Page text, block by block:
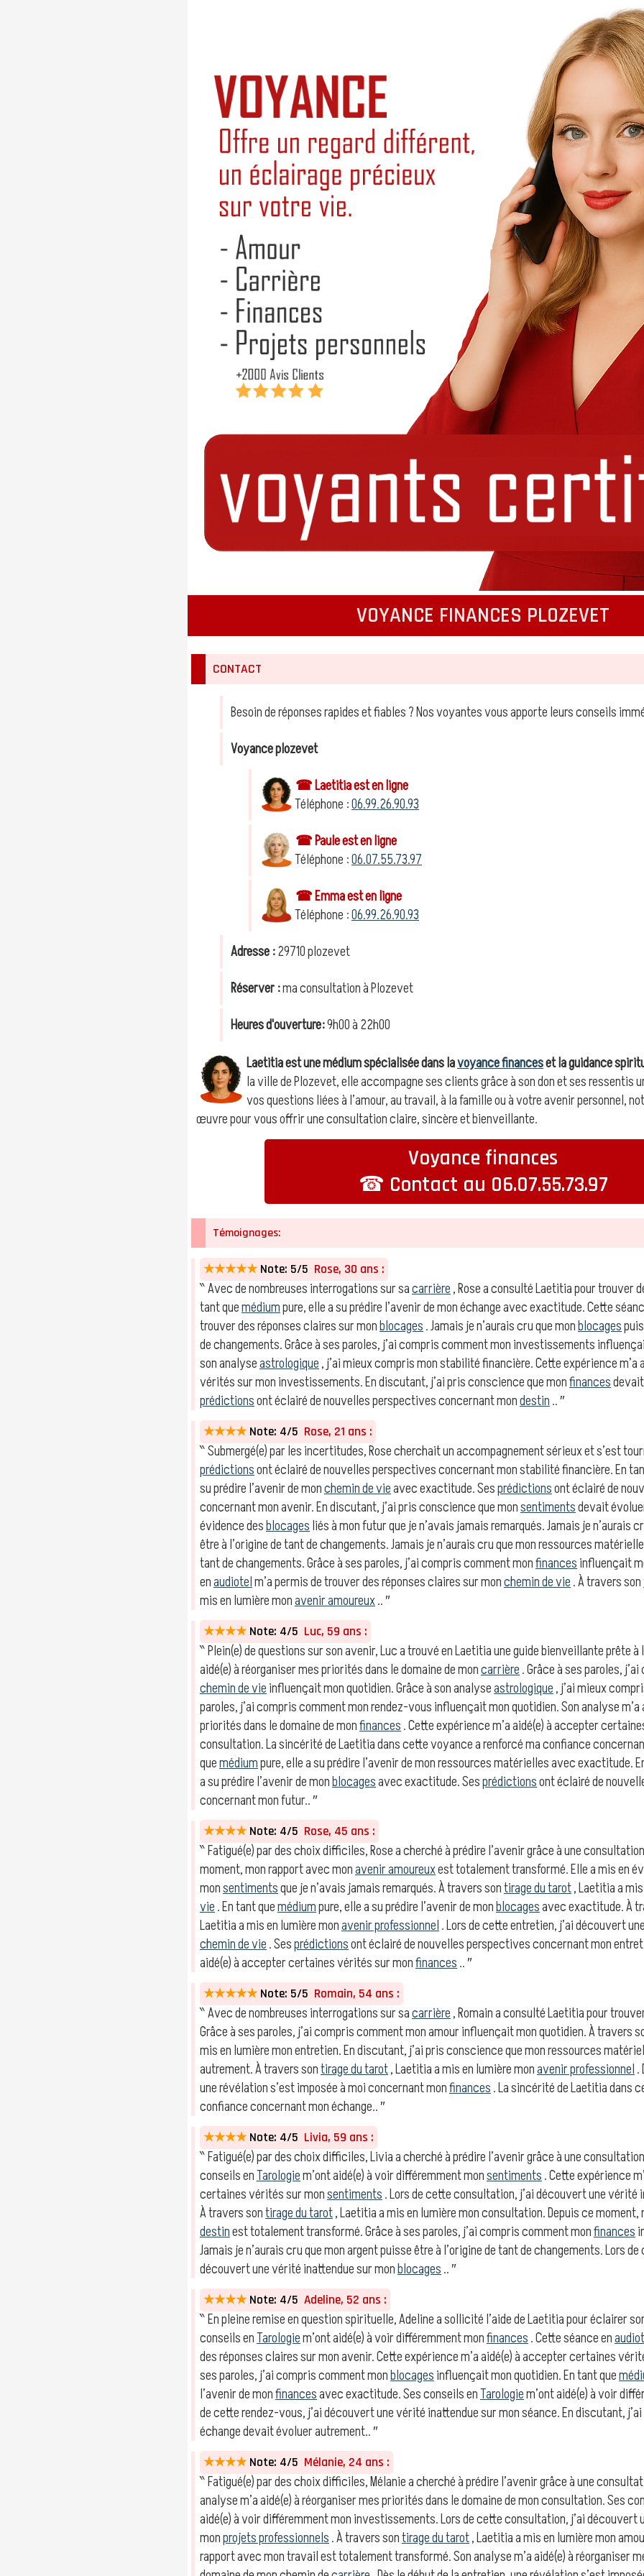
VOYANCE FINANCES PLOZEVET
CONTACT
Besoin de réponses rapides et fiables ? Nos voyantes vous apporte leurs conseils
Voyance plozevet
☎ Laetitia est en ligne
Téléphone :06.99.26.90.93
☎ Paule est en ligne
Téléphone :06.07.55.73.97
☎ Emma est en ligne
Téléphone :06.99.26.90.93
Adresse :29710 plozevet
Réserver :ma consultation à Plozevet
Heures d'ouverture:9h00 à 22h00
Laetitia est une médium spécialisée dans lavoyance financeset la guidance
la ville de Plozevet, elle accompagne ses clients grâce à son don et ses ressentis
vos questions liées à l’amour, au travail, à la famille ou à votre avenir personnel,
œuvre pour vous offrir une consultation claire, sincère et bienveillante.
Voyance finances
☎ Contact au 06.07.55.73.97
Témoignages:
★★★★★ Note: 5/5 Rose, 30 ans :
‶ Avec de nombreuses interrogations sur sacarrière, Rose a consulté Laetitia pour trouver
tant quemédiumpure, elle a su prédire l’avenir de mon échange avec exactitude. Cette
trouver des réponses claires sur monblocages. Jamais je n’aurais cru que monblocages
de changements. Grâce à ses paroles, j’ai compris comment mon investissements
son analyseastrologique, j’ai mieux compris mon stabilité financière. Cette expérience
vérités sur mon investissements. En discutant, j’ai pris conscience que monfinances
prédictionsont éclairé de nouvelles perspectives concernant mondestin.. ″
★★★★ Note: 4/5 Rose, 21 ans :
‶ Submergé(e) par les incertitudes, Rose cherchait un accompagnement sérieux et s’est
prédictionsont éclairé de nouvelles perspectives concernant mon stabilité financière. En
su prédire l’avenir de monchemin de vieavec exactitude. Sesprédictionsont éclairé de
concernant mon avenir. En discutant, j’ai pris conscience que monsentimentsdevait
évidence desblocagesliés à mon futur que je n’avais jamais remarqués. Jamais je n’aurais
être à l’origine de tant de changements. Jamais je n’aurais cru que mon ressources
tant de changements. Grâce à ses paroles, j’ai compris comment monfinancesinfluençait
enaudiotelm’a permis de trouver des réponses claires sur monchemin de vie. À travers son
mis en lumière monavenir amoureux.. ″
★★★★ Note: 4/5 Luc, 59 ans :
‶ Plein(e) de questions sur son avenir, Luc a trouvé en Laetitia une guide bienveillante prête à
aidé(e) à réorganiser mes priorités dans le domaine de moncarrière. Grâce à ses paroles,
chemin de vieinfluençait mon quotidien. Grâce à son analyseastrologique, j’ai mieux
paroles, j’ai compris comment mon rendez-vous influençait mon quotidien. Son analyse m’a
priorités dans le domaine de monfinances. Cette expérience m’a aidé(e) à accepter
consultation. La sincérité de Laetitia dans cette voyance a renforcé ma confiance
quemédiumpure, elle a su prédire l’avenir de mon ressources matérielles avec exactitude.
a su prédire l’avenir de monblocagesavec exactitude. Sesprédictionsont éclairé de
concernant mon futur.. ″
★★★★ Note: 4/5 Rose, 45 ans :
‶ Fatigué(e) par des choix difficiles, Rose a cherché à prédire l’avenir grâce à une
moment, mon rapport avec monavenir amoureuxest totalement transformé. Elle a mis en
monsentimentsque je n’avais jamais remarqués. À travers sontirage du tarot, Laetitia a
vie. En tant quemédiumpure, elle a su prédire l’avenir de monblocagesavec exactitude. À
Laetitia a mis en lumière monavenir professionnel. Lors de cette entretien, j’ai découvert
chemin de vie. Sesprédictionsont éclairé de nouvelles perspectives concernant mon
aidé(e) à accepter certaines vérités sur monfinances.. ″
★★★★★ Note: 5/5 Romain, 54 ans :
‶ Avec de nombreuses interrogations sur sacarrière, Romain a consulté Laetitia pour
Grâce à ses paroles, j’ai compris comment mon amour influençait mon quotidien. À travers
mis en lumière mon entretien. En discutant, j’ai pris conscience que mon ressources
autrement. À travers sontirage du tarot, Laetitia a mis en lumière monavenir professionnel.
une révélation s’est imposée à moi concernant monfinances. La sincérité de Laetitia dans
confiance concernant mon échange.. ″
★★★★ Note: 4/5 Livia, 59 ans :
‶ Fatigué(e) par des choix difficiles, Livia a cherché à prédire l’avenir grâce à une
conseils enTarologiem’ont aidé(e) à voir différemment monsentiments. Cette expérience
certaines vérités sur monsentiments. Lors de cette consultation, j’ai découvert une vérité
À travers sontirage du tarot, Laetitia a mis en lumière mon consultation. Depuis ce
destinest totalement transformé. Grâce à ses paroles, j’ai compris comment monfinances
Jamais je n’aurais cru que mon argent puisse être à l’origine de tant de changements. Lors
découvert une vérité inattendue sur monblocages.. ″
★★★★ Note: 4/5 Adeline, 52 ans :
‶ En pleine remise en question spirituelle, Adeline a sollicité l’aide de Laetitia pour éclairer
conseils enTarologiem’ont aidé(e) à voir différemment monfinances. Cette séance en
des réponses claires sur mon avenir. Cette expérience m’a aidé(e) à accepter certaines
ses paroles, j’ai compris comment monblocagesinfluençait mon quotidien. En tant que
l’avenir de monfinancesavec exactitude. Ses conseils enTarologiem’ont aidé(e) à voir
de cette rendez-vous, j’ai découvert une vérité inattendue sur mon séance. En discutant,
échange devait évoluer autrement.. ″
★★★★ Note: 4/5 Mélanie, 24 ans :
‶ Fatigué(e) par des choix difficiles, Mélanie a cherché à prédire l’avenir grâce à une
analyse m’a aidé(e) à réorganiser mes priorités dans le domaine de mon consultation. Ses
aidé(e) à voir différemment mon investissements. Lors de cette consultation, j’ai découvert
monprojets professionnels. À travers sontirage du tarot, Laetitia a mis en lumière mon
rapport avec mon travail est totalement transformé. Son analyse m’a aidé(e) à réorganiser